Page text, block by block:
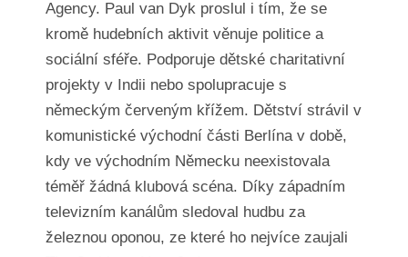
Agency. Paul van Dyk proslul i tím, že se
kromě hudebních aktivit věnuje politice a
sociální sféře. Podporuje dětské charitativní
projekty v Indii nebo spolupracuje s
německým červeným křížem. Dětství strávil v
komunistické východní části Berlína v době,
kdy ve východním Německu neexistovala
téměř žádná klubová scéna. Díky západním
televizním kanálům sledoval hudbu za
železnou oponou, ze které ho nejvíce zaujali